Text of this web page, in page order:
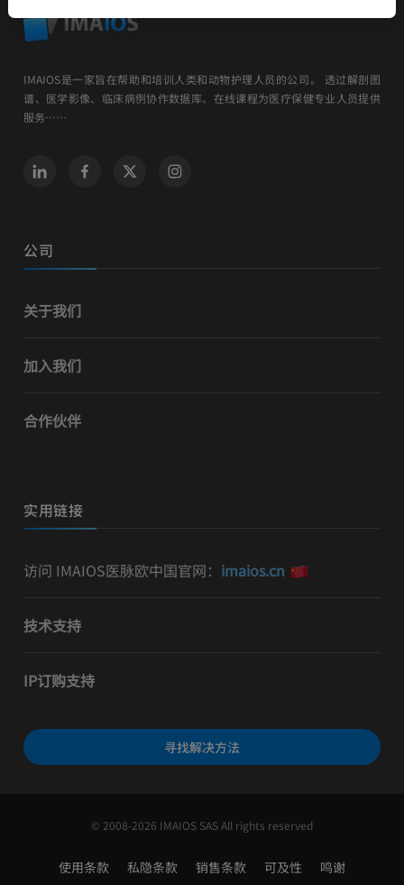
IMAIOS是一家旨在帮助和培训人类和动物护理人员的公司。 透过解剖图
谱、医学影像、临床病例协作数据库、在线课程为医疗保健专业人员提供
服务……
公司
关于我们
加入我们
合作伙伴
实用链接
访问 IMAIOS医脉欧中国官网： imaios.cn
技术支持
IP订购支持
寻找解决方法
© 2008-2026 IMAIOS SAS All rights reserved
使用条款 私隐条款 销售条款 可及性 鸣谢